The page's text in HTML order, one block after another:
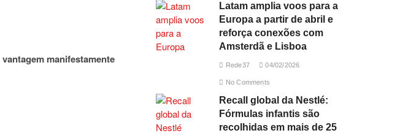
vantagem manifestamente
Latam amplia voos para a
Europa a partir de abril e
reforça conexões com
Amsterdã e Lisboa
Rede37 04/02/2026
No Comments
Recall global da Nestlé:
Fórmulas infantis são
recolhidas em mais de 25